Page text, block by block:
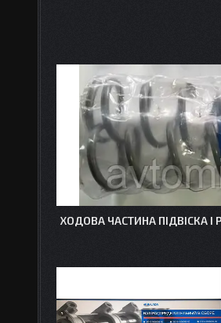
ХОДОВА ЧАСТИНА ПІДВІСКА І